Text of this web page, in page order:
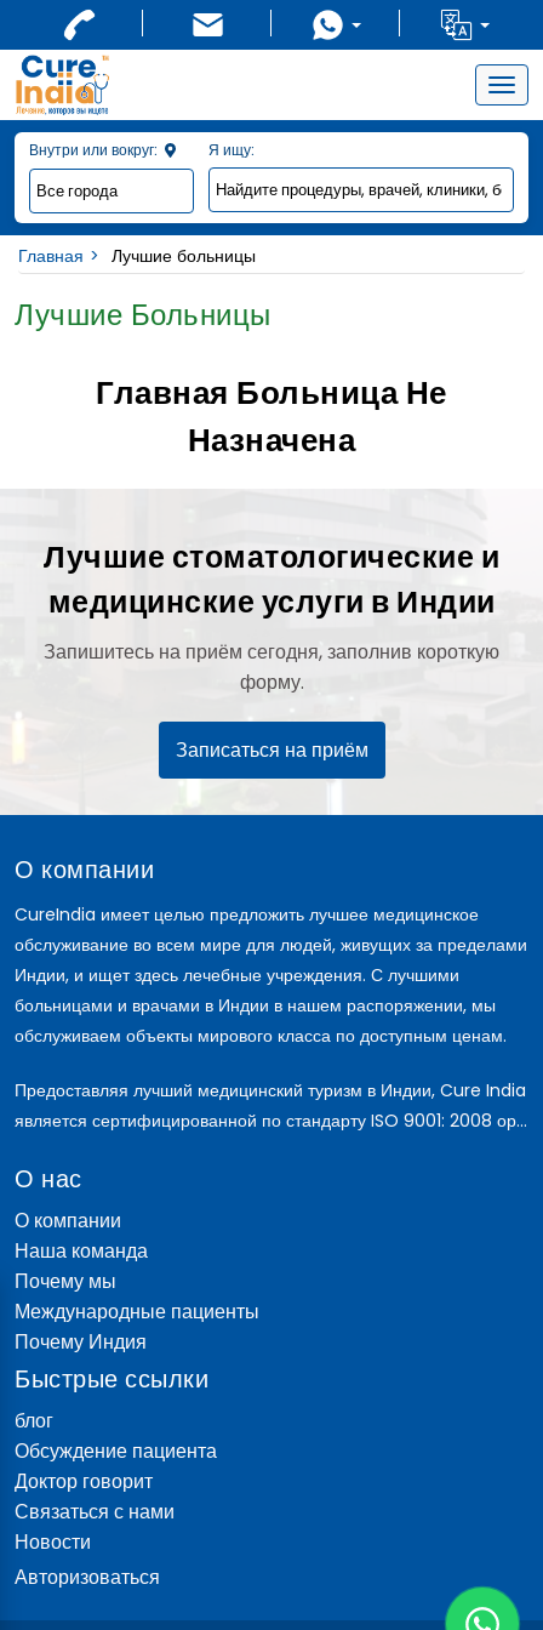
Внутри или вокруг:
Я ищу:
Главная Лучшие больницы
Лучшие Больницы
Главная Больница Не
Назначена
Лучшие стоматологические и
медицинские услуги в Индии
Запишитесь на приём сегодня, заполнив короткую
форму.
Записаться на приём
О компании
CureIndia имеет целью предложить лучшее медицинское
обслуживание во всем мире для людей, живущих за пределами
Индии, и ищет здесь лечебные учреждения. С лучшими
больницами и врачами в Индии в нашем распоряжении, мы
обслуживаем объекты мирового класса по доступным ценам.
Предоставляя лучший медицинский туризм в Индии, Cure India
является сертифицированной по стандарту ISO 9001: 2008 ор...
О нас
О компании
Наша команда
Почему мы
Международные пациенты
Почему Индия
Быстрые ссылки
блог
Обсуждение пациента
Доктор говорит
Связаться с нами
Новости
Авторизоваться